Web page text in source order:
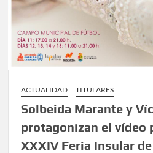
ACTUALIDAD TITULARES
Solbeida Marante y
protagonizan el vídeo
XXXIV Feria Insular